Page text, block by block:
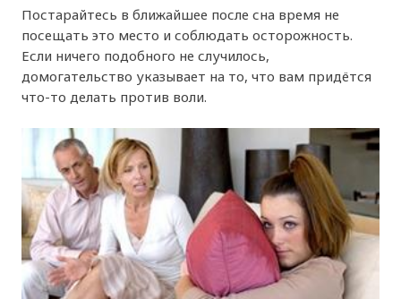
Постарайтесь в ближайшее после сна время не
посещать это место и соблюдать осторожность.
Если ничего подобного не случилось,
домогательство указывает на то, что вам придётся
что-то делать против воли.